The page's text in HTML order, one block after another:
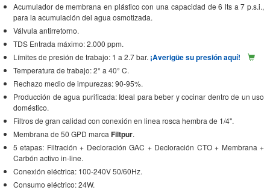
Acumulador de membrana en plástico con una capacidad de 6 lts a 7 p.s.i.,
para la acumulación del agua osmotizada.
Válvula antirretorno.
TDS Entrada máximo: 2.000 ppm.
Límites de presión de trabajo: 1 a 2.7 bar. ¡Averigüe su presión aquí!
Temperatura de trabajo: 2° a 40° C.
Rechazo medio de impurezas: 90-95%.
Producción de agua purificada: Ideal para beber y cocinar dentro de un uso
doméstico.
Filtros de gran calidad con conexión en linea rosca hembra de 1/4".
Membrana de 50 GPD marca Filtpur.
5 etapas: Filtración + Decloración GAC + Decloración CTO + Membrana +
Carbón activo in-line.
Conexión eléctrica: 100-240V 50/60Hz.
Consumo eléctrico: 24W.